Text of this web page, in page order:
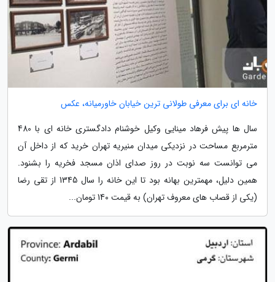
خانه ای برای معرفی طولانی ترین خیابان خاورمیانه، عکس
سال ها پیش فرهاد مینایی وکیل خوشنام دادگستری خانه ای با 480
مترمربع مساحت در نزدیکی میدان منیریه تهران خرید که از داخل آن
می توانست سه نوبت در روز صدای اذان مسجد فخریه را بشنود.
همین دلیل، مهمترین بهانه بود تا این خانه را سال 1345 از تقی رضا
(یکی از قصاب های معروف تهران) به قیمت 140 تومان...